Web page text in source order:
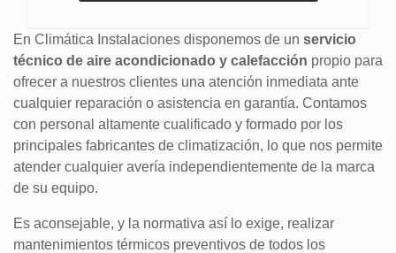
En Climática Instalaciones disponemos de un servicio
técnico de aire acondicionado y calefacción propio para
ofrecer a nuestros clientes una atención inmediata ante
cualquier reparación o asistencia en garantía. Contamos
con personal altamente cualificado y formado por los
principales fabricantes de climatización, lo que nos permite
atender cualquier avería independientemente de la marca
de su equipo.
Es aconsejable, y la normativa así lo exige, realizar
mantenimientos térmicos preventivos de todos los